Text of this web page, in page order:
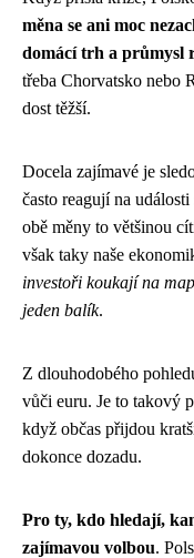
měna se ani moc
domácí trh a průmysl
třeba Chorvatsko nebo
dost těžší.
Docela zajímavé je
často reagují na
obě měny to většinou
však taky naše
investoři koukají na
jeden balík.
Z dlouhodobého
vůči euru. Je to takový
když občas přijdou
dokonce dozadu.
Pro ty, kdo hledají,
zajímavou volbou.